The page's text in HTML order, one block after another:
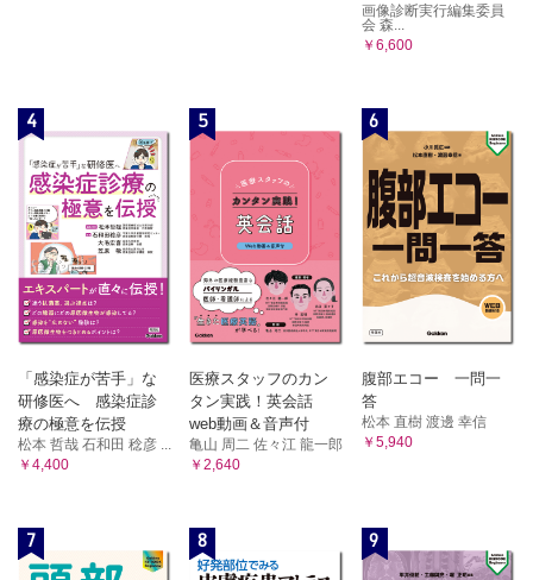
画像診断実行編集委員
会 森...
￥6,600
4
「感染症が苦手」な
研修医へ 感染症診
療の極意を伝授
松本 哲哉 石和田 稔彦 ...
￥4,400
5
医療スタッフのカン
タン実践！英会話
web動画＆音声付
亀山 周二 佐々江 龍一郎
￥2,640
6
腹部エコー 一問一
答
松本 直樹 渡邊 幸信
￥5,940
7 8 9